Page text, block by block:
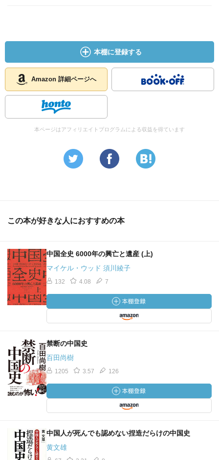
本棚に登録する
Amazon 詳細ページへ
本ページはアフィリエイトプログラムによる収益を得ています
この本が好きな人におすすめの本
中国全史 6000年の興亡と遺産 (上)
マイケル・ウッド 須川綾子
132 4.08 7
禁断の中国史
百田尚樹
1205 3.57 126
中国人が死んでも認めない捏造だらけの中国史
黄文雄